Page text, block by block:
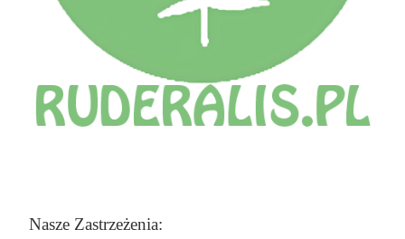
Nasze Zastrzeżenia: